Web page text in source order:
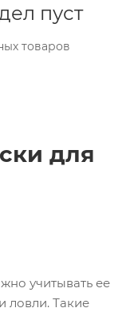
пуст
товаров
для
учитывать ее
ловли. Такие